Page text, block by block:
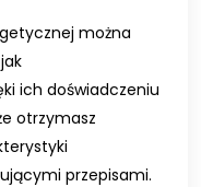
można
ich doświadczeniu
otrzymasz
przepisami.